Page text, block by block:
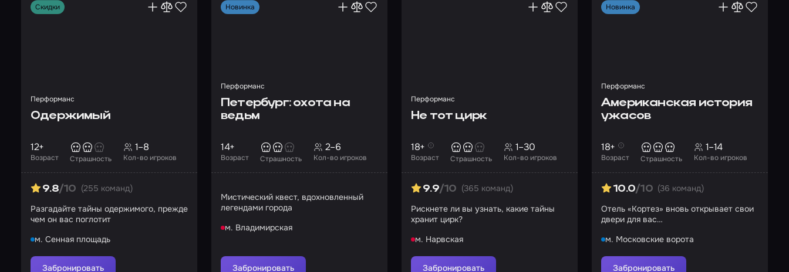
Скидки
Перформанс
Одержимый
Возраст
12+
Страшность Кол-во игроков
1–8
9.8/10 (255 команд)
Разгадайте тайны одержимого, прежде
чем он вас поглотит
м. Сенная площадь
Забронировать
Новинка
Перформанс
Петербург: охота на
ведьм
Возраст
14+
Страшность Кол-во игроков
2–6
Мистический квест, вдохновленный
легендами города
м. Владимирская
Забронировать
Перформанс
Не тот цирк
Возраст
18+
Страшность Кол-во игроков
1–30
9.9/10 (365 команд)
Рискнете ли вы узнать, какие тайны
хранит цирк?
м. Нарвская
Забронировать
Новинка
Перформанс
Американская история
ужасов
Возраст
18+
Страшность Кол-во игроков
1–14
10.0/10 (36 команд)
Отель «Кортез» вновь открывает свои
двери для вас…
м. Московские ворота
Забронировать